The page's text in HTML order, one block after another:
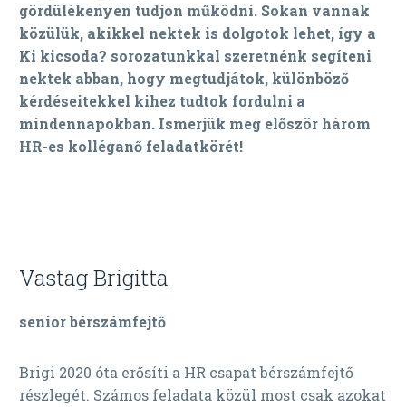
gördülékenyen tudjon működni. Sokan vannak
közülük, akikkel nektek is dolgotok lehet, így a
Ki kicsoda? sorozatunkkal szeretnénk segíteni
nektek abban, hogy megtudjátok, különböző
kérdéseitekkel kihez tudtok fordulni a
mindennapokban. Ismerjük meg először három
HR-es kolléganő feladatkörét!
Vastag Brigitta
senior bérszámfejtő
Brigi 2020 óta erősíti a HR csapat bérszámfejtő
részlegét. Számos feladata közül most csak azokat